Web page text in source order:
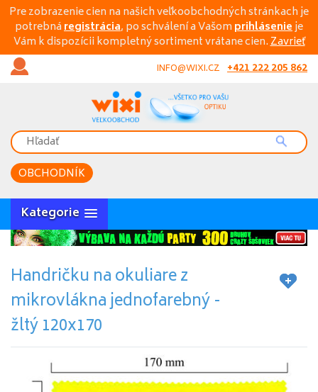
Pre zobrazenie cien na našich veľkoobchodných stránkach je
potrebnáregistrácia, po schválení a Vašom prihlásenieje
Vám k dispozícii kompletný sortiment vrátane cien.Zavrieť
INFO@WIXI.CZ +421 222 205 862
OBCHODNÍK
Kategorie
Handričku na okuliare z
mikrovlákna jednofarebný -
žltý 120x170